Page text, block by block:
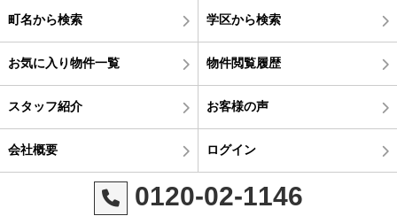
町名から検索 学区から検索
お気に入り物件一覧 物件閲覧履歴
スタッフ紹介 お客様の声
会社概要 ログイン
0120-02-1146